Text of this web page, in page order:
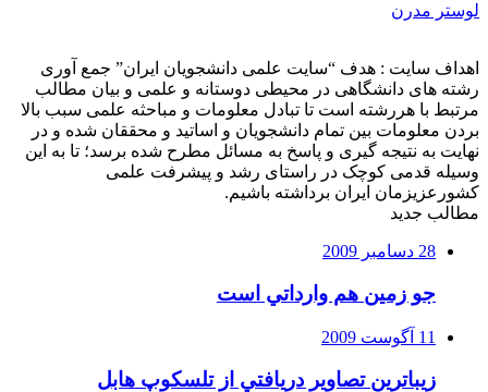
لوستر مدرن
اهداف سایت : هدف “سایت علمی دانشجویان ایران” جمع آوری
رشته های دانشگاهی در محیطی دوستانه و علمی و بیان مطالب
مرتبط با هررشته است تا تبادل معلومات و مباحثه علمی سبب بالا
بردن معلومات بین تمام دانشجویان و اساتید و محققان شده و در
نهایت به نتیجه گیری و پاسخ به مسائل مطرح شده برسد؛ تا به این
وسیله قدمی کوچک در راستای رشد و پیشرفت علمی
کشورعزیزمان ایران برداشته باشیم.
مطالب جدید
28 دسامبر 2009
جو زمين هم وارداتي است
11 آگوست 2009
زيباترين تصاوير دريافتي از تلسكوپ هابل